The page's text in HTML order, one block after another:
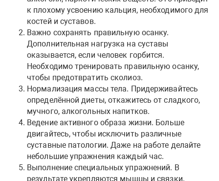
к плохому усвоению кальция, необходимого для
костей и суставов.
Важно сохранять правильную осанку.
Дополнительная нагрузка на суставы
оказывается, если человек горбится.
Необходимо тренировать правильную осанку,
чтобы предотвратить сколиоз.
Нормализация массы тела. Придерживайтесь
определённой диеты, откажитесь от сладкого,
мучного, алкогольных напитков.
Ведение активного образа жизни. Больше
двигайтесь, чтобы исключить различные
суставные патологии. Даже на работе делайте
небольшие упражнения каждый час.
Выполнение специальных упражнений. В
результате укрепляются мышцы и связки.